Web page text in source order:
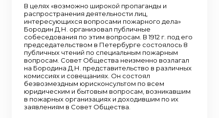
В целях «возможно широкой пропаганды и
распространения деятельности лиц,
интересующихся вопросами пожарного дела»
Бородин Д.Н. организовал публичные
собеседования по этим вопросам. В 1912 г. под его
председательством в Петербурге состоялось 8
публичных чтений по специальным пожарным
вопросам. Совет Общества неизменно возлагал
на Бородина Д.Н. представительство в различных
комиссиях и совещаниях. Он состоял
безвозмездным юрисконсультом по всем
юридическим и бытовым вопросам, возникавшим
в пожарных организациях и доходившим по их
заявлениям в Совет Общества.